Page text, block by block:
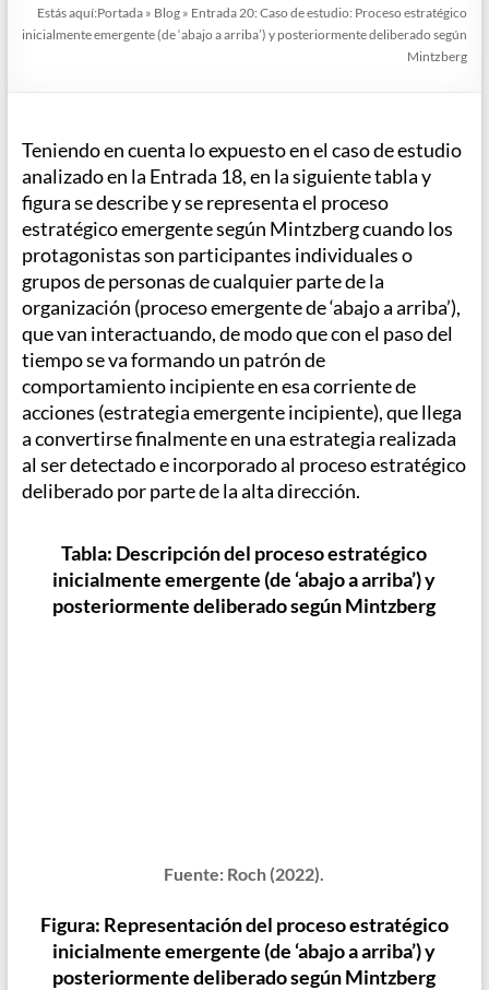
Estás aquí:Portada » Blog » Entrada 20: Caso de estudio: Proceso estratégico
inicialmente emergente (de ‘abajo a arriba’) y posteriormente deliberado según
Mintzberg
Teniendo en cuenta lo expuesto en el caso de estudio
analizado en la Entrada 18, en la siguiente tabla y
figura se describe y se representa el proceso
estratégico emergente según Mintzberg cuando los
protagonistas son participantes individuales o
grupos de personas de cualquier parte de la
organización (proceso emergente de ‘abajo a arriba’),
que van interactuando, de modo que con el paso del
tiempo se va formando un patrón de
comportamiento incipiente en esa corriente de
acciones (estrategia emergente incipiente), que llega
a convertirse finalmente en una estrategia realizada
al ser detectado e incorporado al proceso estratégico
deliberado por parte de la alta dirección.
Tabla: Descripción del proceso estratégico
inicialmente emergente (de ‘abajo a arriba’) y
posteriormente deliberado según Mintzberg
Fuente: Roch (2022).
Figura: Representación del proceso estratégico
inicialmente emergente (de ‘abajo a arriba’) y
posteriormente deliberado según Mintzberg